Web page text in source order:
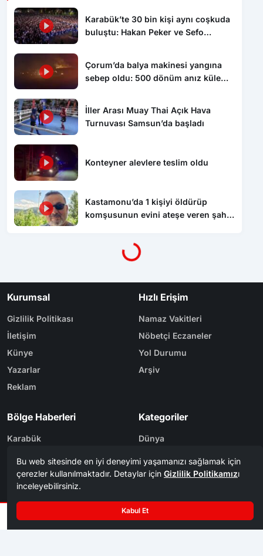
Karabük’te 30 bin kişi aynı coşkuda
buluştu: Hakan Peker ve Sefo
Çorum’da balya makinesi yangına
sebep oldu: 500 dönüm anız küle
İller Arası Muay Thai Açık Hava
Turnuvası Samsun’da başladı
Konteyner alevlere teslim oldu
Kastamonu’da 1 kişiyi öldürüp
komşusunun evini ateşe veren şahıs
Yükleniyor...
Kurumsal
Gizlilik Politikası
İletişim
Künye
Yazarlar
Reklam
Hızlı Erişim
Namaz Vakitleri
Nöbetçi Eczaneler
Yol Durumu
Arşiv
Bölge Haberleri
Karabük
Kastamonu
Bolu
Zonguldak
Kategoriler
Dünya
Ekonomi
Spor